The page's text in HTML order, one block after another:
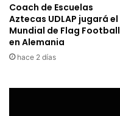
Coach de Escuelas
Aztecas UDLAP jugará el
Mundial de Flag Football
en Alemania
hace 2 días